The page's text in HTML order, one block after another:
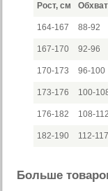
Рост, см
164-167 88-92
167-170 92-96
170-173 96-100
173-176 100-
176-182 108-112
182-190 112-117
Больше